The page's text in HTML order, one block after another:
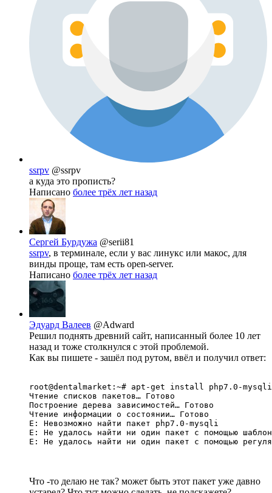
ssrpv @ssrpv
а куда это прописть?
Написано более трёх лет назад
Сергей Бурдужа @serii81
ssrpv, в терминале, если у вас линукс или макос, для
винды проще, там есть open-server.
Написано более трёх лет назад
Эдуард Валеев @Adward
Решил поднять древний сайт, написанный более 10 лет
назад и тоже столкнулся с этой проблемой.
Как вы пишете - зашёл под рутом, ввёл и получил ответ:
root@dentalmarket:~# apt-get install php7.0-mysqli
Чтение списков пакетов… Готово
Построение дерева зависимостей… Готово
Чтение информации о состоянии… Готово
E: Невозможно найти пакет php7.0-mysqli
E: Не удалось найти ни один пакет с помощью
E: Не удалось найти ни один пакет с помощью
Что -то делаю не так? может быть этот пакет уже давно